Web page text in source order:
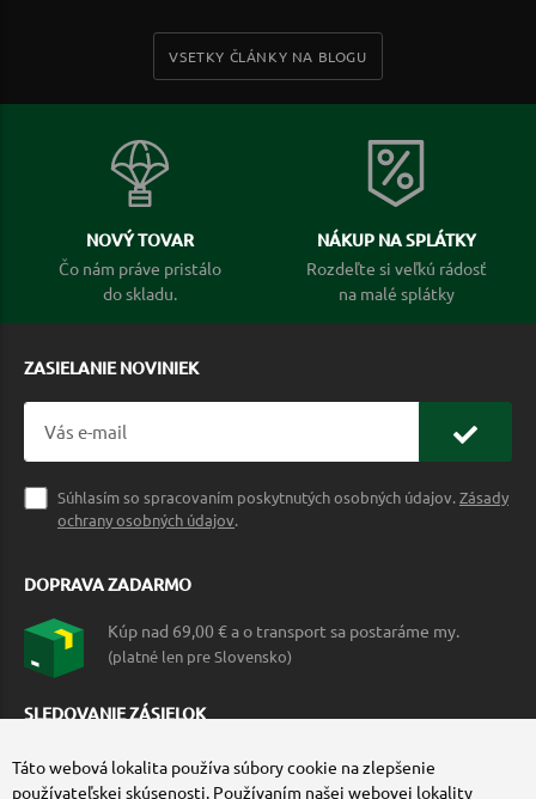
VSETKY ČLÁNKY NA BLOGU
NOVÝ TOVAR
Čo nám práve pristálo
do skladu.
NÁKUP NA SPLÁTKY
Rozdeľte si veľkú rádosť
na malé splátky
ZASIELANIE NOVINIEK
Súhlasím so spracovaním poskytnutých osobných údajov.Zásady
ochrany osobných údajov.
DOPRAVA ZADARMO
Kúp nad 69,00 € a o transport sa postaráme my.
(platné len pre Slovensko)
SLEDOVANIE ZÁSIELOK
Táto webová lokalita používa súbory cookie na zlepšenie
používateľskej skúsenosti. Používaním našej webovej lokality